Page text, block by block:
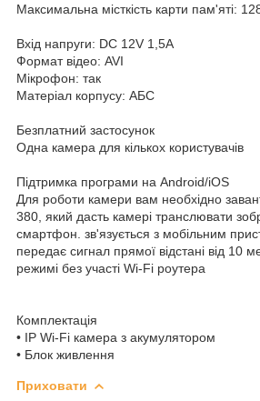
Максимальна місткість карти пам'яті:
Вхід напруги: DC 12V 1,5A
Формат відео: AVI
Мікрофон: так
Матеріал корпусу: АБС
Безплатний застосунок
Одна камера для кількох користувачів
Підтримка програми на Android/iOS
Для роботи камери вам необхідно
380, який дасть камері транслювати
смартфон. зв'язується з мобільним
передає сигнал прямої відстані від 10
режимі без участі Wi-Fi роутера
Комплектація
• IP Wi-Fi камера з акумулятором
• Блок живлення
Приховати